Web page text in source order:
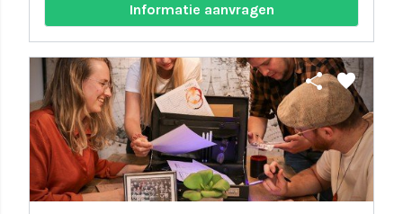
Informatie aanvragen
share favorite